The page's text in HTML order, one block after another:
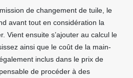
de changement de tuile, le
avant tout en considération la
Vient ensuite s’ajouter au calcul le
ainsi que le coût de la main-
inclus dans le prix de
de procéder à des